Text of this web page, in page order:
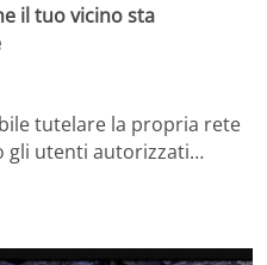
il tuo vicino sta
tutelare la propria rete
gli utenti autorizzati…